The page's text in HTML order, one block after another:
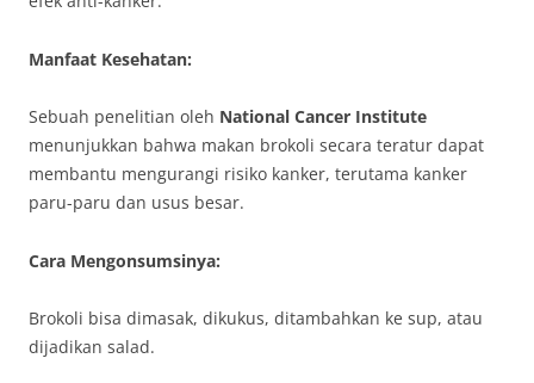
Manfaat Kesehatan:
Sebuah penelitian oleh National Cancer Institute
menunjukkan bahwa makan brokoli secara teratur dapat
membantu mengurangi risiko kanker, terutama kanker
paru-paru dan usus besar.
Cara Mengonsumsinya:
Brokoli bisa dimasak, dikukus, ditambahkan ke sup, atau
dijadikan salad.